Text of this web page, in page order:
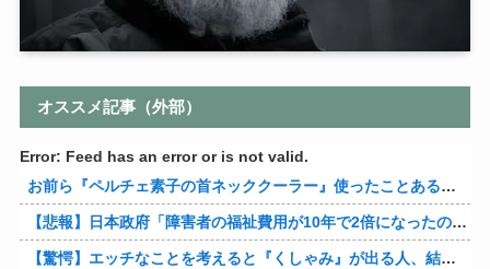
オススメ記事（外部）
Error: Feed has an error or is not valid.
お前ら『ペルチェ素子の首ネッククーラー』使ったことあるか？
【悲報】日本政府「障害者の福祉費用が10年で2倍になったので抑制します」
【驚愕】エッチなことを考えると『くしゃみ』が出る人、結構いると判明